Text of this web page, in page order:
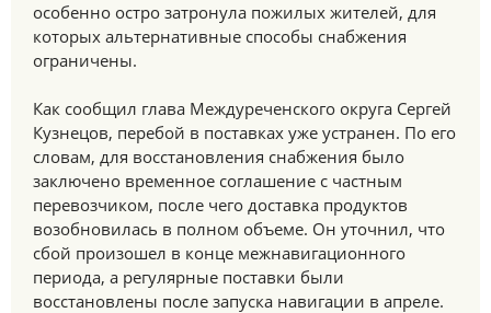
особенно остро затронула пожилых жителей, для
которых альтернативные способы снабжения
ограничены.
Как сообщил глава Междуреченского округа Сергей
Кузнецов, перебой в поставках уже устранен. По его
словам, для восстановления снабжения было
заключено временное соглашение с частным
перевозчиком, после чего доставка продуктов
возобновилась в полном объеме. Он уточнил, что
сбой произошел в конце межнавигационного
периода, а регулярные поставки были
восстановлены после запуска навигации в апреле.